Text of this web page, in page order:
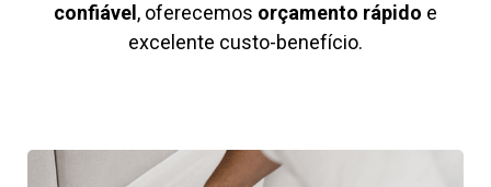
confiável , oferecemos orçamento rápido e
excelente custo-benefício.